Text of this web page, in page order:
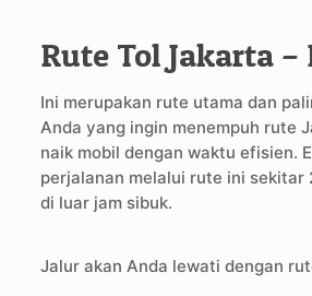
Rute Tol Jakarta
Ini merupakan rute utama dan
Anda yang ingin menempuh rute
naik mobil dengan waktu efisien.
perjalanan melalui rute ini sekitar
di luar jam sibuk.
Jalur akan Anda lewati dengan